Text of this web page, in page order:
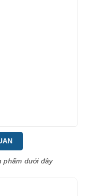
phẩm dưới đây